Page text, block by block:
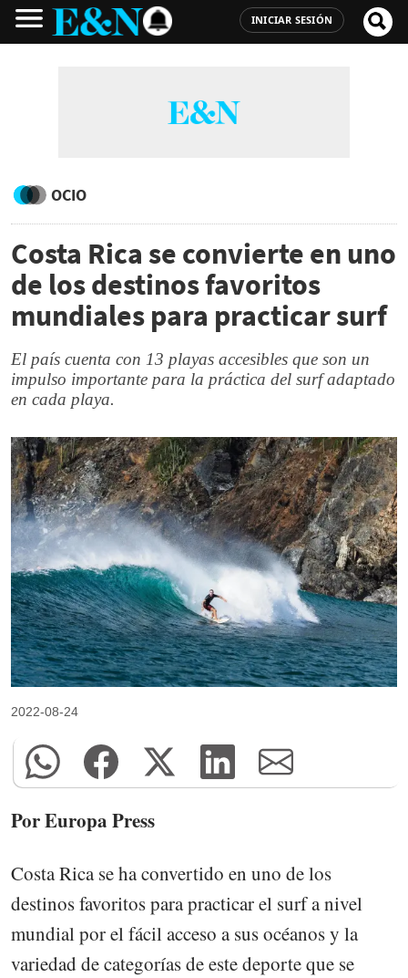
INICIAR SESIÓN
OCIO
Costa Rica se convierte en uno
de los destinos favoritos
mundiales para practicar surf
El país cuenta con 13 playas accesibles que son un
impulso importante para la práctica del surf adaptado
en cada playa.
2022-08-24
Por Europa Press
Costa Rica se ha convertido en uno de los
destinos favoritos para practicar el surf a nivel
mundial por el fácil acceso a sus océanos y la
variedad de categorías de este deporte que se